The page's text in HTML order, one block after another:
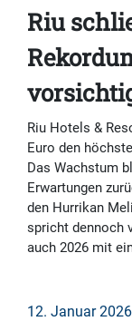
Riu
Riu Hotels &
Euro den
Das Wachstum
Erwartungen
den Hurrikan
spricht dennoch
auch 2026 mit
12. Januar